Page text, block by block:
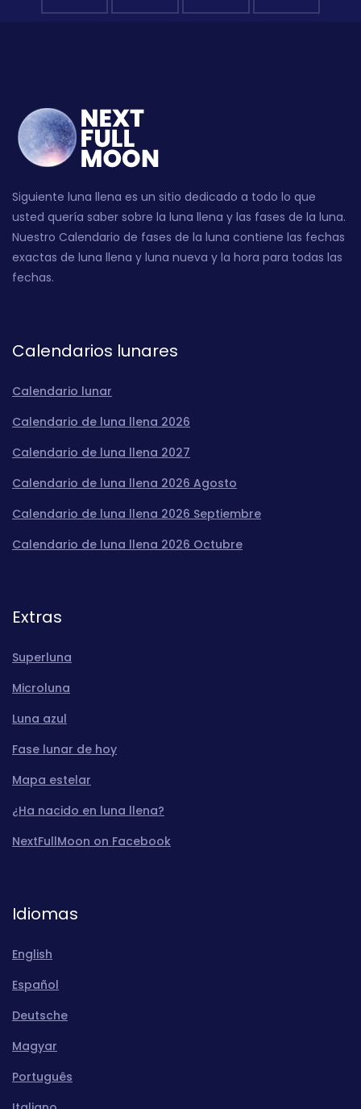
Siguiente luna llena es un sitio dedicado a todo lo que
usted quería saber sobre la luna llena y las fases de la luna.
Nuestro Calendario de fases de la luna contiene las fechas
exactas de luna llena y luna nueva y la hora para todas las
fechas.
Calendarios lunares
Calendario lunar
Calendario de luna llena 2026
Calendario de luna llena 2027
Calendario de luna llena 2026 Agosto
Calendario de luna llena 2026 Septiembre
Calendario de luna llena 2026 Octubre
Extras
Superluna
Microluna
Luna azul
Fase lunar de hoy
Mapa estelar
¿Ha nacido en luna llena?
NextFullMoon on Facebook
Idiomas
English
Español
Deutsche
Magyar
Português